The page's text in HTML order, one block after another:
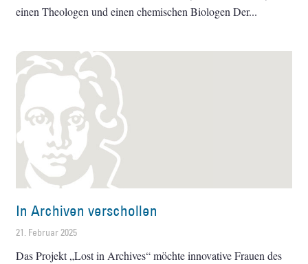
einen Theologen und einen chemischen Biologen Der
In Archiven verschollen
21. Februar 2025
Das Projekt „Lost in Archives“ möchte innovative Frauen des